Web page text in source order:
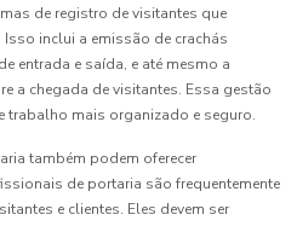
de registro de visitantes que
inclui a emissão de crachás
entrada e saída, e até mesmo a
a chegada de visitantes. Essa gestão
trabalho mais organizado e seguro.
também podem oferecer
de portaria são frequentemente
e clientes. Eles devem ser